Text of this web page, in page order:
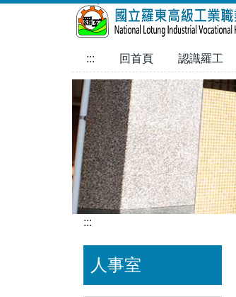
::: 回首頁 認識羅工
:::
人事室